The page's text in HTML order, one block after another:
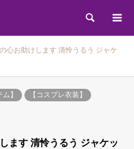
検索
心お助けします 清怜うるう ジャケ
】
【コスプレ衣装】
ます 清怜うるう ジャケッ